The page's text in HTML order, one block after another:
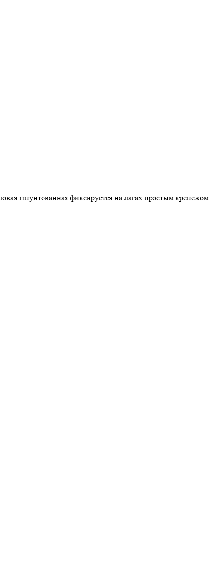
шпунтованная фиксируется на лагах простым крепежом –